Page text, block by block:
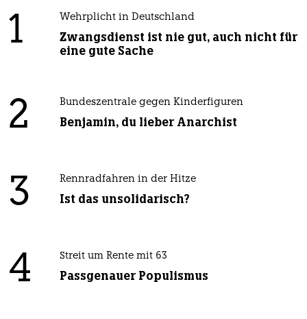
1 Wehrplicht in Deutschland
Zwangsdienst ist nie gut, auch nicht für
eine gute Sache
2 Bundeszentrale gegen Kinderfiguren
Benjamin, du lieber Anarchist
3 Rennradfahren in der Hitze
Ist das unsolidarisch?
4 Streit um Rente mit 63
Passgenauer Populismus